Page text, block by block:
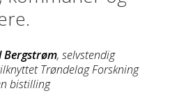
Bergstrøm, selvstendig
Trøndelag Forskning
bistilling